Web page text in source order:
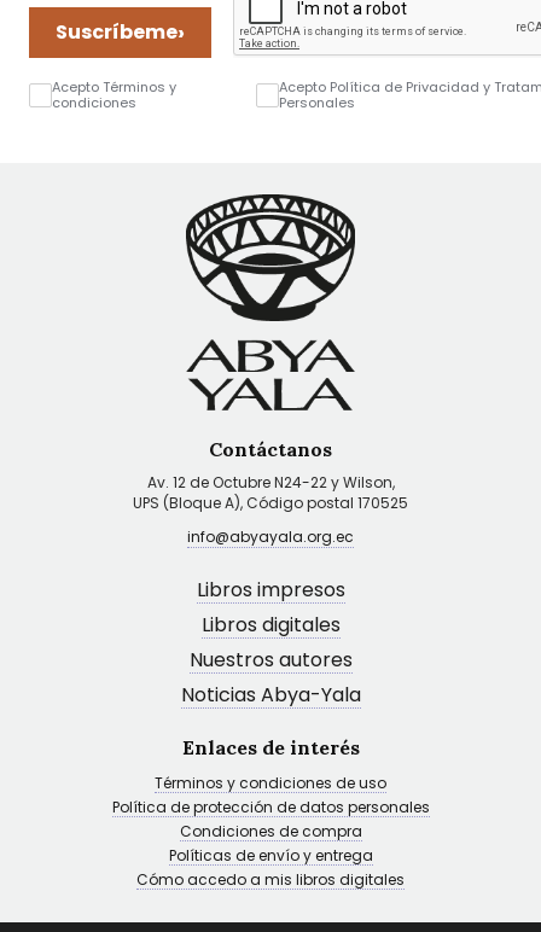
Suscríbeme›
Acepto Términos y
condiciones
Acepto Política de Privacidad y
Personales
Contáctanos
Av. 12 de Octubre N24-22 y Wilson,
UPS (Bloque A), Código postal 170525
info@abyayala.org.ec
Libros impresos
Libros digitales
Nuestros autores
Noticias Abya-Yala
Enlaces de interés
Términos y condiciones de uso
Política de protección de datos personales
Condiciones de compra
Políticas de envío y entrega
Cómo accedo a mis libros digitales